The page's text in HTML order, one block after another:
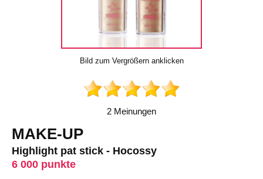
Bild zum Vergrößern anklicken
2 Meinungen
MAKE-UP
Highlight pat stick - Hocossy
6 000 punkte